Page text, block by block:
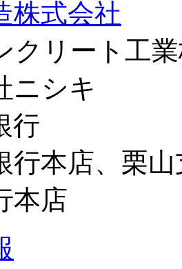
株式会社
クリート工
ニシキ
行
行本店、栗山
本店